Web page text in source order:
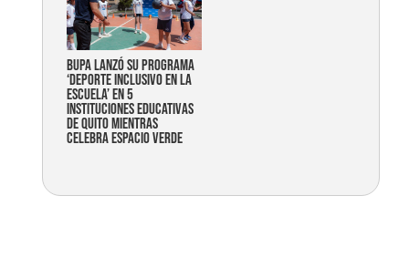
Bupa lanzó su programa
‘Deporte Inclusivo en la
Escuela’ en 5
instituciones educativas
de Quito mientras
celebra espacio verde